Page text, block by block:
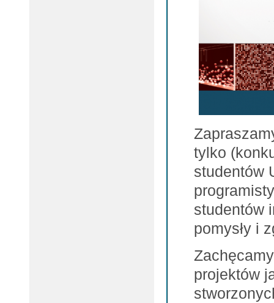
tylko
studentów
studentów
pomysły i
projektów